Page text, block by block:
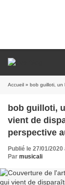
Accueil » bob guilloti, un batteur
bob guilloti,
vient de
perspective
Publié le 27/01/2020
Par musicali